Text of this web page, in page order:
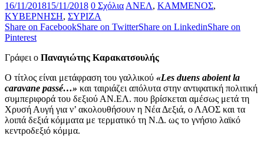
16/11/201815/11/2018 0 Σχόλια ΑΝΕΛ, ΚΑΜΜΕΝΟΣ,
ΚΥΒΕΡΝΗΣΗ, ΣΥΡΙΖΑ
Share on FacebookShare on TwitterShare on LinkedinShare on
Pinterest
Γράφει ο Παναγιώτης Καρακατσουλής
Ο τίτλος είναι μετάφραση του γαλλικού «Les duens aboient la
caravane passé…» και ταιριάζει απόλυτα στην αντιφατική πολιτική
συμπεριφορά του δεξιού ΑΝ.ΕΛ. που βρίσκεται αμέσως μετά τη
Χρυσή Αυγή για ν’ ακολουθήσουν η Νέα Δεξιά, ο ΛΑΟΣ και τα
λοιπά δεξιά κόμματα με τερματικό τη Ν.Δ. ως το γνήσιο λαϊκό
κεντροδεξιό κόμμα.